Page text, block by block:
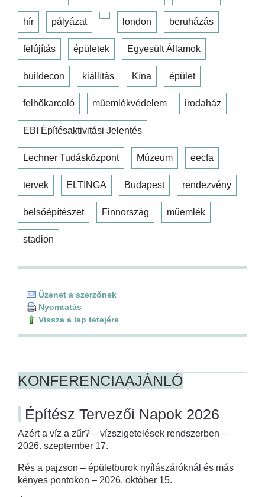
hír pályázat london beruházás
felújítás épületek Egyesült Államok
buildecon kiállítás Kína épület
felhőkarcoló műemlékvédelem irodaház
EBI Építésaktivitási Jelentés
Lechner Tudásközpont Múzeum eecfa
tervek ELTINGA Budapest rendezvény
belsőépítészet Finnország műemlék
stadion
Üzenet a szerzőnek
Nyomtatás
Vissza a lap tetejére
KONFERENCIAAJÁNLÓ
Építész Tervezői Napok 2026
Azért a víz a zűr? – vízszigetelések rendszerben –
2026. szeptember 17.
Rés a pajzson – épületburok nyílászáróknál és más
kényes pontokon – 2026. október 15.